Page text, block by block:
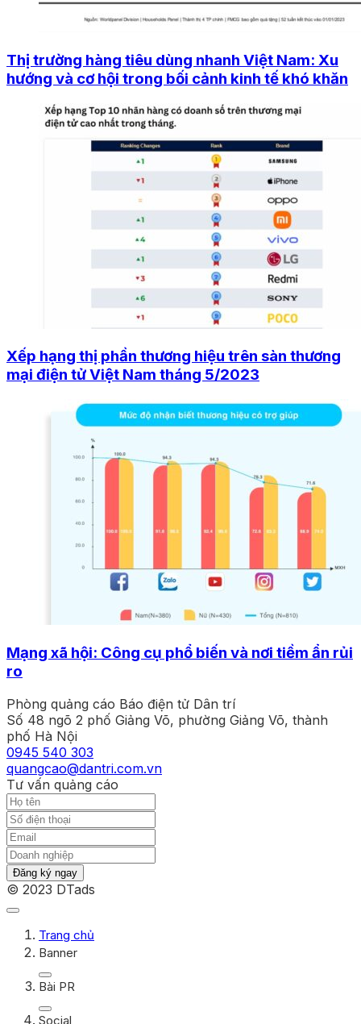
Thị trường hàng tiêu dùng nhanh Việt Nam: Xu
hướng và cơ hội trong bối cảnh kinh tế khó khăn
Xếp hạng thị phần thương hiệu trên sàn thương
mại điện tử Việt Nam tháng 5/2023
Mạng xã hội: Công cụ phổ biến và nơi tiềm ẩn rủi
ro
Phòng quảng cáo Báo điện tử Dân trí
Số 48 ngõ 2 phố Giảng Võ, phường Giảng Võ, thành
phố Hà Nội
0945 540 303
quangcao@dantri.com.vn
Tư vấn quảng cáo
Đăng ký ngay
© 2023 DTads
Trang chủ
Banner
Bài PR
Social